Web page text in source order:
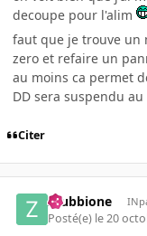
decoupe pour l'alim
faut que je trouve un
zero et refaire un
au moins ca permet
DD sera suspendu
Citer
zzubbione
Posté(e) le 20